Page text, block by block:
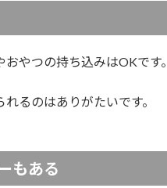
やつの持ち込みはOKです。
るのはありがたいです。
もある